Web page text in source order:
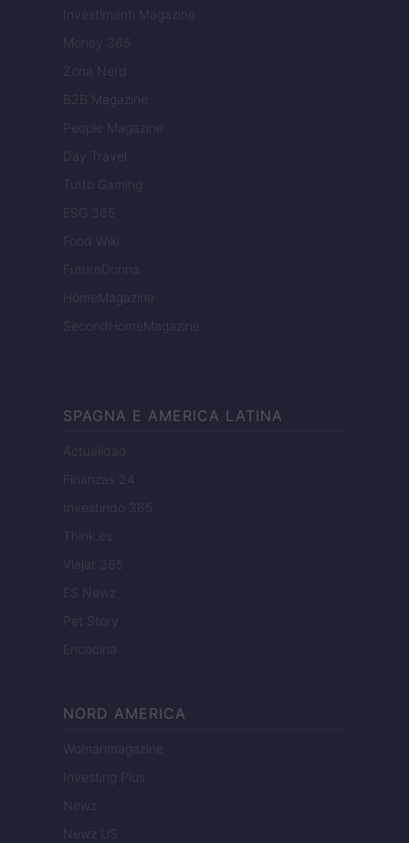
Investimenti Magazine
Money 365
Zona Nerd
B2B Magazine
People Magazine
Day Travel
Tutto Gaming
ESG 365
Food Wiki
FuturoDonna
HomeMagazine
SecondHomeMagazine
SPAGNA E AMERICA LATINA
Actualidad
Finanzas 24
Investindo 365
Think.es
Viajar 365
ES Newz
Pet Story
Encocina
NORD AMERICA
Womanmagazine
Investing Plus
Newz
Newz US